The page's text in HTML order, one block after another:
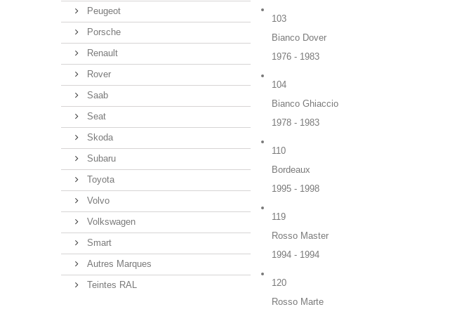
Peugeot
Porsche
Renault
Rover
Saab
Seat
Skoda
Subaru
Toyota
Volvo
Volkswagen
Smart
Autres Marques
Teintes RAL
103
Bianco Dover
1976 - 1983
104
Bianco Ghiaccio
1978 - 1983
110
Bordeaux
1995 - 1998
119
Rosso Master
1994 - 1994
120
Rosso Marte